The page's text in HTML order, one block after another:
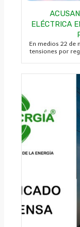
ELÉCTRICA
En medios 22 de
tensiones por